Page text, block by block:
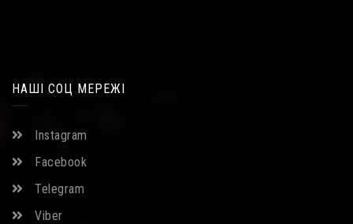
НАШІ СОЦ МЕРЕЖІ
Instagram
Facebook
Telegram
Viber